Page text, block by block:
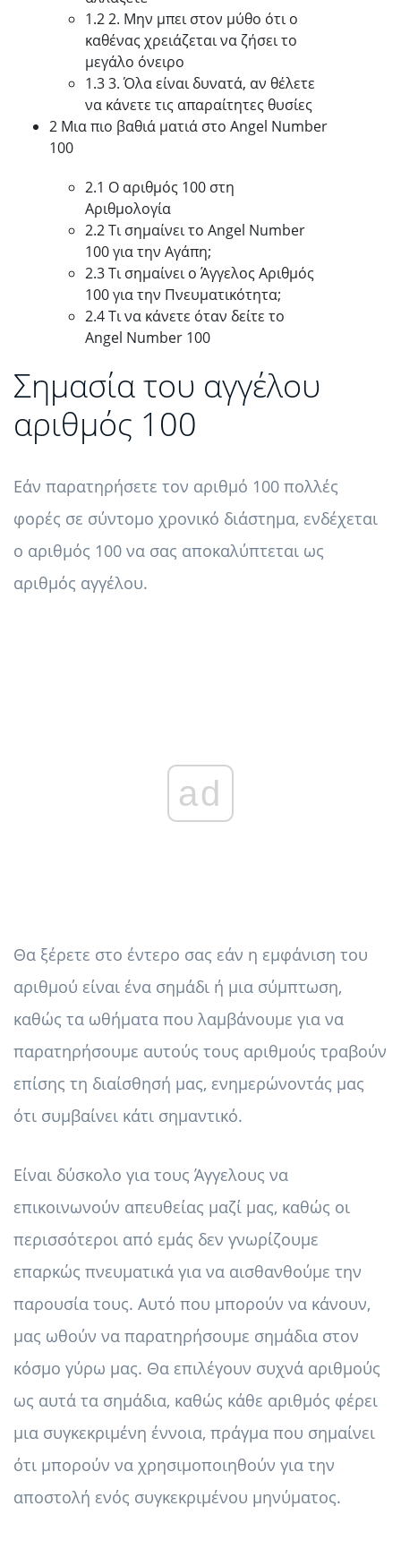
1.2 2. Μην μπει στον μύθο ότι ο
καθένας χρειάζεται να ζήσει το
μεγάλο όνειρο
1.3 3. Όλα είναι δυνατά, αν θέλετε
να κάνετε τις απαραίτητες θυσίες
2 Μια πιο βαθιά ματιά στο Angel Number
100
2.1 Ο αριθμός 100 στη
Αριθμολογία
2.2 Τι σημαίνει το Angel Number
100 για την Αγάπη;
2.3 Τι σημαίνει ο Άγγελος Αριθμός
100 για την Πνευματικότητα;
2.4 Τι να κάνετε όταν δείτε το
Angel Number 100
Σημασία του αγγέλου
αριθμός 100
Εάν παρατηρήσετε τον αριθμό 100 πολλές
φορές σε σύντομο χρονικό διάστημα, ενδέχεται
ο αριθμός 100 να σας αποκαλύπτεται ως
αριθμός αγγέλου.
ad
Θα ξέρετε στο έντερο σας εάν η εμφάνιση του
αριθμού είναι ένα σημάδι ή μια σύμπτωση,
καθώς τα ωθήματα που λαμβάνουμε για να
παρατηρήσουμε αυτούς τους αριθμούς τραβούν
επίσης τη διαίσθησή μας, ενημερώνοντάς μας
ότι συμβαίνει κάτι σημαντικό.
Είναι δύσκολο για τους Άγγελους να
επικοινωνούν απευθείας μαζί μας, καθώς οι
περισσότεροι από εμάς δεν γνωρίζουμε
επαρκώς πνευματικά για να αισθανθούμε την
παρουσία τους. Αυτό που μπορούν να κάνουν,
μας ωθούν να παρατηρήσουμε σημάδια στον
κόσμο γύρω μας. Θα επιλέγουν συχνά αριθμούς
ως αυτά τα σημάδια, καθώς κάθε αριθμός φέρει
μια συγκεκριμένη έννοια, πράγμα που σημαίνει
ότι μπορούν να χρησιμοποιηθούν για την
αποστολή ενός συγκεκριμένου μηνύματος.